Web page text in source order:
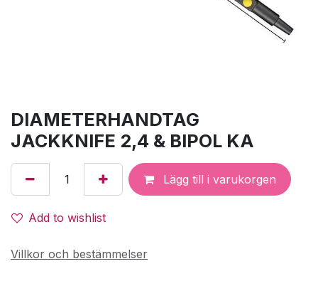
DIAMETERHANDTAG
JACKKNIFE 2,4 & BIPOL KA
Lägg till i varukorgen
Add to wishlist
Villkor och bestämmelser